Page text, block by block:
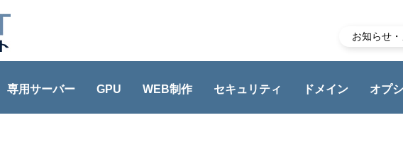
お知らせ
専用サーバー GPU WEB制作 セキュリティ ドメイン オプ